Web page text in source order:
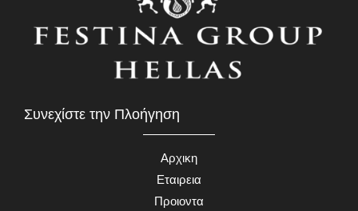
Συνεχίστε την Πλοήγηση
Αρχικη
Εταιρεια
Προιοντα